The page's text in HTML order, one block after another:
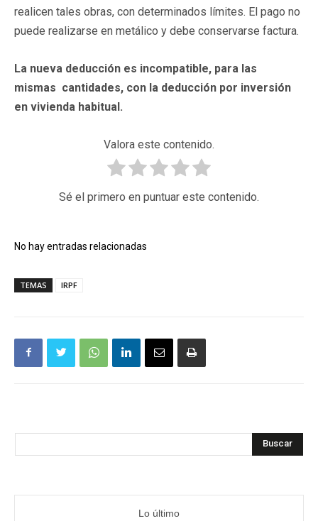
realicen tales obras, con determinados límites. El pago no
puede realizarse en metálico y debe conservarse factura.
La nueva deducción es incompatible, para las
mismas cantidades, con la deducción por inversión
en vivienda habitual.
Valora este contenido.
Sé el primero en puntuar este contenido.
No hay entradas relacionadas
TEMAS IRPF
Buscar
Lo último